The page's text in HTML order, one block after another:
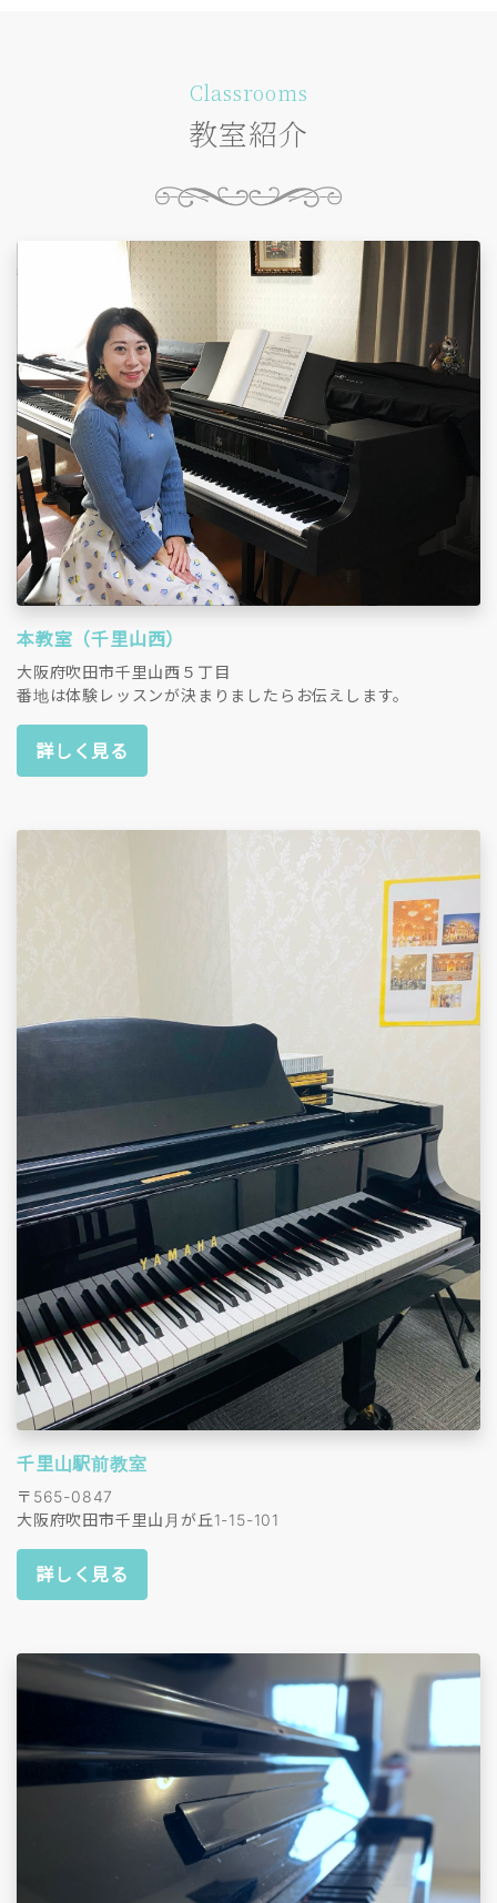
Classrooms
教室紹介
本教室（千里山西）
大阪府吹田市千里山西５丁目
番地は体験レッスンが決まりましたらお伝えします。
詳しく見る
千里山駅前教室
〒565-0847
大阪府吹田市千里山月が丘1-15-101
詳しく見る